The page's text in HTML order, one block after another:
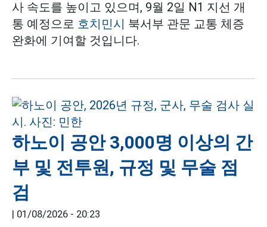
사 속도를 높이고 있으며, 9월 2일 N1 지선 개
통 예정으로 호치민시 북서부 관문 교통 체증
완화에 기여할 것입니다.
하노이 공안 3,000명 이상의 간
부 및 전투원, 규정 및 무술 점
검
| 01/08/2026 - 20:23